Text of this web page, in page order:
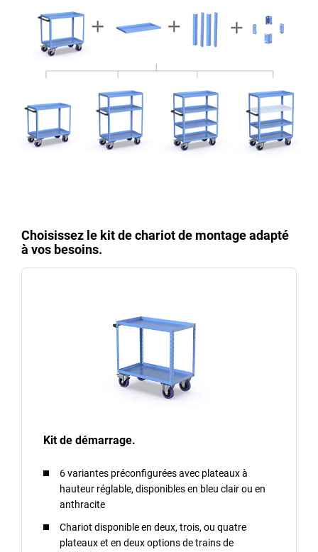
Choisissez le kit de chariot de montage adapté
à vos besoins.
Kit de démarrage.
6 variantes préconfigurées avec plateaux à
hauteur réglable, disponibles en bleu clair ou en
anthracite
Chariot disponible en deux, trois, ou quatre
plateaux et en deux options de trains de